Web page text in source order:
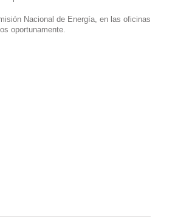
Nacional de Energía, en las oficinas
oportunamente.